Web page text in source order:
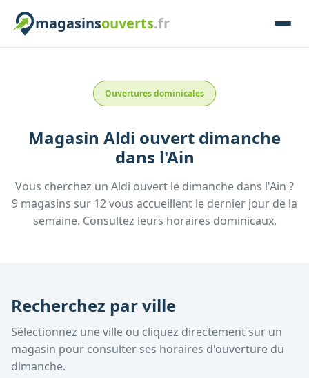
magasinsouverts.fr
Ouvertures dominicales
Magasin Aldi ouvert dimanche
dans l'Ain
Vous cherchez un Aldi ouvert le dimanche dans l'Ain ?
9 magasins sur 12vous accueillent le dernier jour de la
semaine. Consultez leurs horaires dominicaux.
Recherchez par ville
Sélectionnez une ville ou cliquez directement sur un
magasin pour consulter ses horaires d'ouverture du
dimanche.